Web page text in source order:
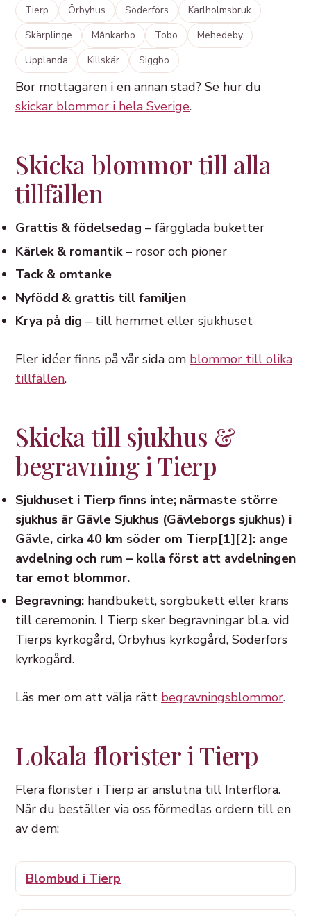
Tierp Örbyhus Söderfors
Karlholmsbruk
Skärplinge
Månkarbo Tobo
Mehedeby
Upplanda
Killskär Siggbo
Bor mottagaren i en annan stad? Se hur du
skickar blommor i hela Sverige.
Skicka blommor till alla
tillfällen
Grattis & födelsedag – färgglada buketter
Kärlek & romantik– rosor och pioner
Tack & omtanke
Nyfödd & grattis till familjen
Krya på dig – till hemmet eller sjukhuset
Fler idéer finns på vår sida om blommor till olika
tillfällen.
Skicka till sjukhus &
begravning i Tierp
Sjukhuset i Tierp finns inte; närmaste större
sjukhus är Gävle Sjukhus (Gävleborgs sjukhus) i
Gävle, cirka 40 km söder om Tierp[1][2]: ange
avdelning och rum – kolla först att avdelningen
tar emot blommor.
Begravning: handbukett, sorgbukett eller krans
till ceremonin. I Tierp sker begravningar bl.a. vid
Tierps kyrkogård, Örbyhus kyrkogård, Söderfors
kyrkogård.
Läs mer om att välja rätt begravningsblommor.
Lokala florister i Tierp
Flera florister i Tierp är anslutna till Interflora.
När du beställer via oss förmedlas ordern till en
av dem:
Blombud i Tierp